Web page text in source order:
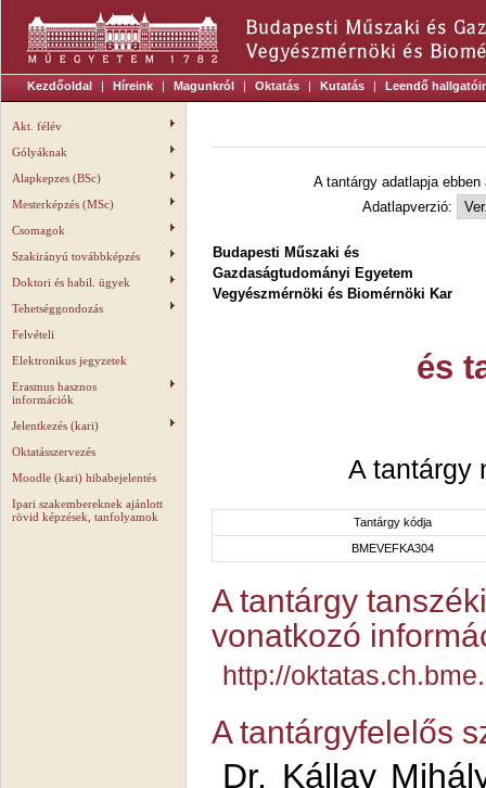
Kezdőoldal | Híreink | Magunkról | Oktatás | Kutatás | Leendő
Akt. félév
Gólyáknak
Alapkepzes (BSc)
Mesterképzés (MSc)
Csomagok
Szakirányú továbbképzés
Doktori és habil. ügyek
Tehetséggondozás
Felvételi
Elektronikus jegyzetek
Erasmus hasznos
információk
Jelentkezés (kari)
Oktatásszervezés
Moodle (kari) hibabejelentés
Ipari szakembereknek ajánlott
rövid képzések, tanfolyamok
A tantárgy adatlapja
Adatlapverzió:
Budapesti Műszaki és
Gazdaságtudományi Egyetem
Vegyészmérnöki és Biomérnöki Kar
és
A tantárgy
Tantárgy kódja
BMEVEFKA304
A tantárgy
vonatkozó
http://
A tantárgyfelelős
Dr. Kállay